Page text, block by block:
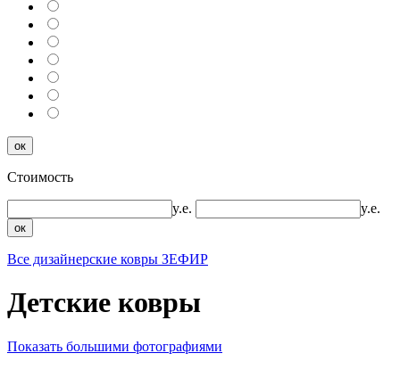
ок
Стоимость
y.e. y.e.
ок
Все дизайнерские ковры ЗЕФИР
Детские ковры
Показать большими фотографиями